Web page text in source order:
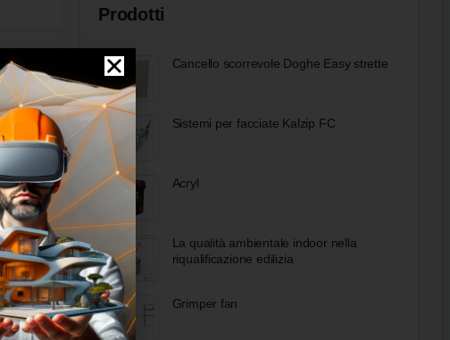
Prodotti
Cancello scorrevole Doghe Easy strette
Sistemi per facciate Kalzip FC
Acryl
La qualità ambientale indoor nella
riqualificazione edilizia
Grimper fan